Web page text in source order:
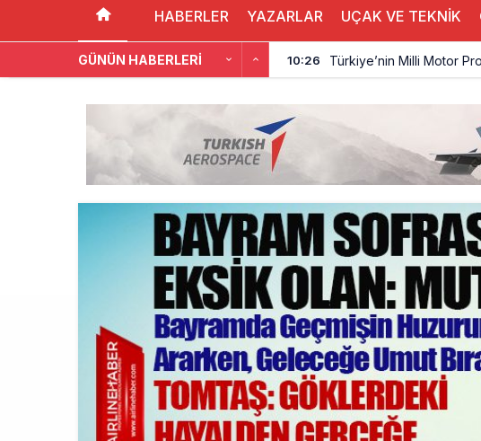
HABERLER YAZARLAR UÇAK VE TEKNİK
GÜNÜN HABERLERI 10:26 Türkiye’nin Milli Motor
17:59 İstanbul Havalimanı’nın
17:11 Aslıhan Güven, Airport
EasyJet, 5,7 Milyar
15:26 Pilotlar, Teknisyenler,
12:58 BookingAgora’dan
10:56 AJet Uçuşlarıyla Rus
10:26 Türkiye’nin Milli Motor